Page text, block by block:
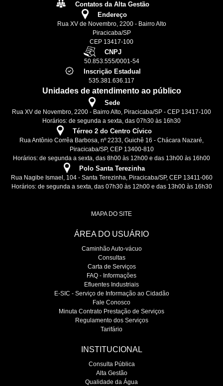
Contatos da Alta Gestão
Endereço
Rua XV de Novembro, 2200 - Bairro Alto
Piracicaba/SP
CEP 13417-100
CNPJ
50.853.555/0001-54
Inscrição Estadual
535.381.636.117
Unidades de atendimento ao público
Sede
Rua XV de Novembro, 2200 - Bairro Alto, Piracicaba/SP - CEP 13417-100
Horários: de segunda a sexta, das 07h30 às 16h30
Térreo 2 do Centro Cívico
Rua Antônio Corrêa Barbosa, nº 2233, Guichê 16 - Chácara Nazaré,
Piracicaba/SP, CEP 13400-810
Horários: de segunda a sexta, das 8h00 às 12h00 e das 13h00 às 16h00
Polo Santa Terezinha
Rua Nagibe Ismael, 104 - Santa Terezinha, Piracicaba/SP, CEP 13411-060
Horários: de segunda a sexta, das 07h30 às 12h00 e das 13h00 às 16h30
MAPA DO SITE
ÁREA DO USUÁRIO
Caminhão Auto-vácuo
Consultas
Carta de Serviços
FAQ - Informações
Efluentes Industriais
E-SIC - Serviço de Informação ao Cidadão
Fale Conosco
Minuta Contrato Prestação de Serviços
Regulamento dos Serviços
Tarifário
INSTITUCIONAL
Consulta Pública
Alta Gestão
Qualidade da Água